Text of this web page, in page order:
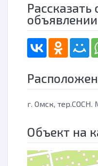
Рассказать
объявлении
г. Омск, тер.СОСН.
Объект на